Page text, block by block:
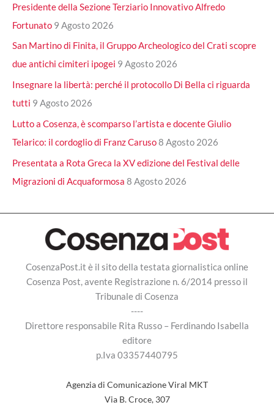
Presidente della Sezione Terziario Innovativo Alfredo
Fortunato 9 Agosto 2026
San Martino di Finita, il Gruppo Archeologico del Crati scopre
due antichi cimiteri ipogei 9 Agosto 2026
Insegnare la libertà: perché il protocollo Di Bella ci riguarda
tutti 9 Agosto 2026
Lutto a Cosenza, è scomparso l’artista e docente Giulio
Telarico: il cordoglio di Franz Caruso8 Agosto 2026
Presentata a Rota Greca la XV edizione del Festival delle
Migrazioni di Acquaformosa 8 Agosto 2026
CosenzaPost.it è il sito della testata giornalistica online
Cosenza Post, avente Registrazione n. 6/2014 presso il
Tribunale di Cosenza
----
Direttore responsabile Rita Russo – Ferdinando Isabella
editore
p.Iva 03357440795
Agenzia di Comunicazione Viral MKT
Via B. Croce, 307